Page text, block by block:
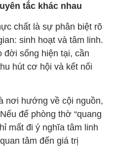
tắc khác nhau
chất là sự phân biệt rõ
sinh hoạt và tâm linh.
đời sống hiện tại, cần
hút cơ hội và kết nối
nơi hướng về cội nguồn,
để phòng thờ “quang
mất đi ý nghĩa tâm linh
tâm đến giá trị